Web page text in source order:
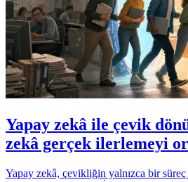
Yapay zekâ ile çevik
zekâ gerçek ilerlemeyi
Yapay zekâ, çevikliğin yalnızca bir süreç